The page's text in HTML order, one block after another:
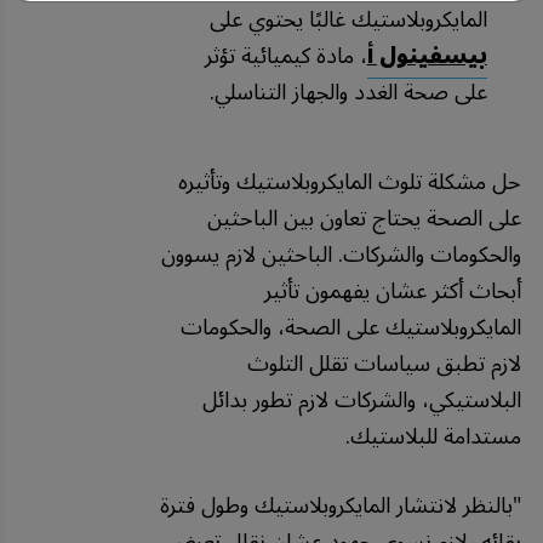
المايكروبلاستيك غالبًا يحتوي على
بيسفينول أ، مادة كيميائية تؤثر
على صحة الغدد والجهاز التناسلي.
حل مشكلة تلوث المايكروبلاستيك وتأثيره
على الصحة يحتاج تعاون بين الباحثين
والحكومات والشركات. الباحثين لازم يسوون
أبحاث أكثر عشان يفهمون تأثير
المايكروبلاستيك على الصحة، والحكومات
لازم تطبق سياسات تقلل التلوث
البلاستيكي، والشركات لازم تطور بدائل
مستدامة للبلاستيك.
"بالنظرلانتشارالمايكروبلاستيكوطولفترة